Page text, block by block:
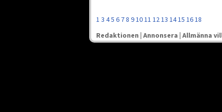
1 3 45 6 78 91011 1213 1415 1618
Redaktionen | Annonsera | Allmänna